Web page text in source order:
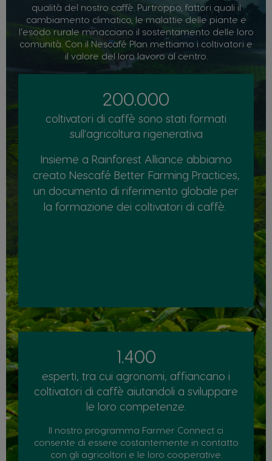
qualità del nostro caffè. Purtroppo, fattori quali il
cambiamento climatico, le malattie delle piante e
l'esodo rurale minacciano il sostentamento delle loro
comunità. Con il Nescafé Plan mettiamo i coltivatori e
il valore del loro lavoro al centro.
200.000
coltivatori di caffè sono stati formati
sull'agricoltura rigenerativa
Insieme a Rainforest Alliance abbiamo
creato Nescafé Better Farming Practices,
un documento di riferimento globale per
la formazione dei coltivatori di caffè.
1.400
esperti, tra cui agronomi, affiancano i
coltivatori di caffè aiutandoli a sviluppare
le loro competenze.
Il nostro programma Farmer Connect ci
consente di essere costantemente in contatto
con gli agricoltori e le loro cooperative.